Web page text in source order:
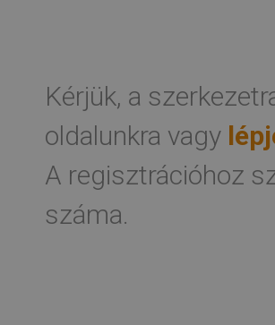
Kérjük, a
oldalunkra vagy
A regisztrációhoz
száma.